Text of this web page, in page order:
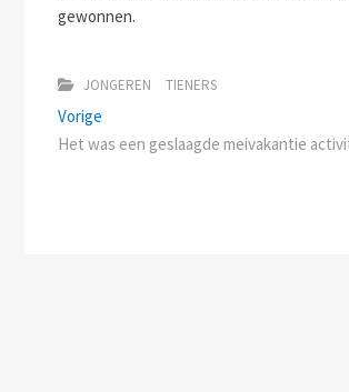
gewonnen.
JONGEREN TIENERS
Bericht
navigatie
Vorige
post:
Het was een geslaagde meivakantie